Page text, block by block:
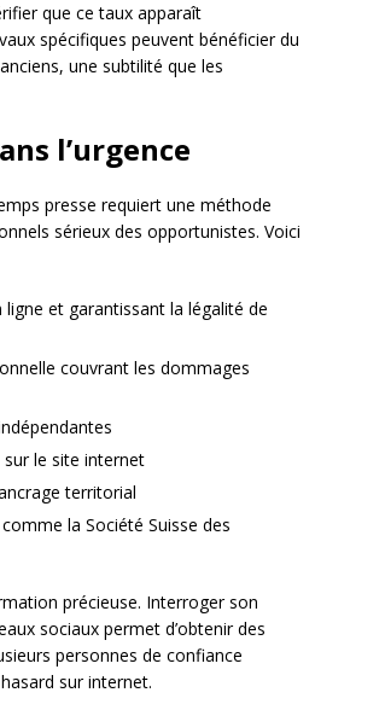
que ce taux apparaît
spécifiques peuvent bénéficier du
une subtilité que les
l’urgence
presse requiert une méthode
sérieux des opportunistes. Voici
et garantissant la légalité de
couvrant les dommages
le site internet
territorial
la Société Suisse des
précieuse. Interroger son
sociaux permet d’obtenir des
personnes de confiance
sur internet.